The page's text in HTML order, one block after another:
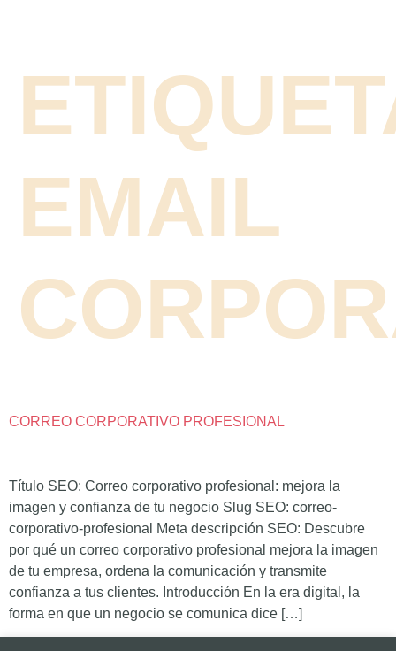
EMAIL
CORREO CORPORATIVO PROFESIONAL
Título SEO: Correo corporativo profesional: mejora la
imagen y confianza de tu negocio Slug SEO: correo-
corporativo-profesional Meta descripción SEO: Descubre
por qué un correo corporativo profesional mejora la imagen
de tu empresa, ordena la comunicación y transmite
confianza a tus clientes. Introducción En la era digital, la
forma en que un negocio se comunica dice […]